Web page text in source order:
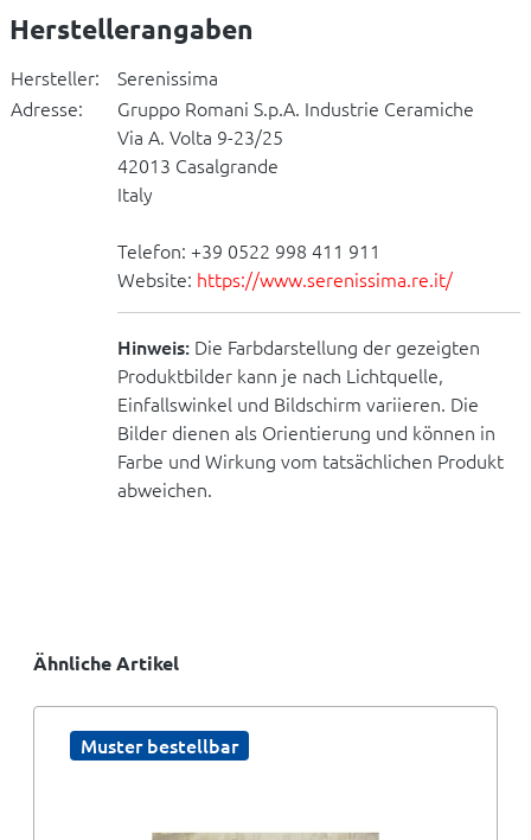
Herstellerangaben
Hersteller:
Serenissima
Adresse:
Gruppo Romani S.p.A. Industrie Ceramiche
Via A. Volta 9-23/25
42013 Casalgrande
Italy
Telefon: +39 0522 998 411 911
Website: https://www.serenissima.re.it/
Hinweis: Die Farbdarstellung der gezeigten
Produktbilder kann je nach Lichtquelle,
Einfallswinkel und Bildschirm variieren. Die
Bilder dienen als Orientierung und können in
Farbe und Wirkung vom tatsächlichen Produkt
abweichen.
Ähnliche Artikel
Muster bestellbar